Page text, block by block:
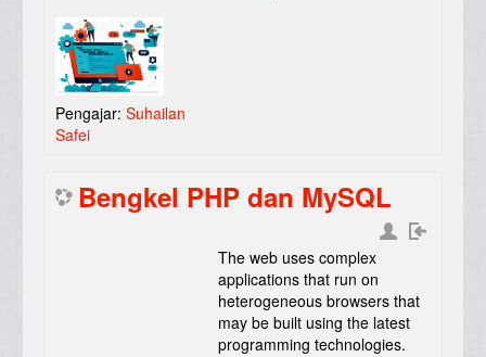
Pengajar: Suhailan
Safei
Bengkel PHP dan MySQL
The web uses complex
applications that run on
heterogeneous browsers that
may be built using the latest
programming technologies.